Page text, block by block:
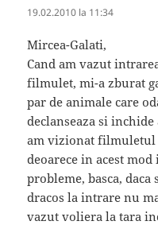
19.02.2010 la 11:34
Mircea-Galati,
Cand am vazut
filmulet, mi-a zburat
par de animale care
declanseaza si
am vizionat filmuletul
deoarece in acest
probleme, basca, daca
dracos la intrare nu
vazut voliera la tara